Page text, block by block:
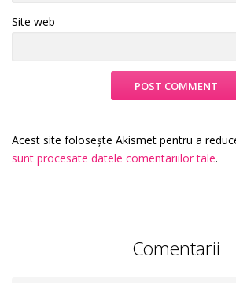
Site web
Acest site folosește Akismet pentru a
sunt procesate datele comentariilor tale.
Comentarii